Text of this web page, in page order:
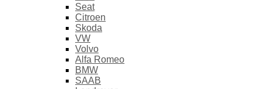
Seat
Citroen
Skoda
VW
Volvo
Alfa Romeo
BMW
SAAB